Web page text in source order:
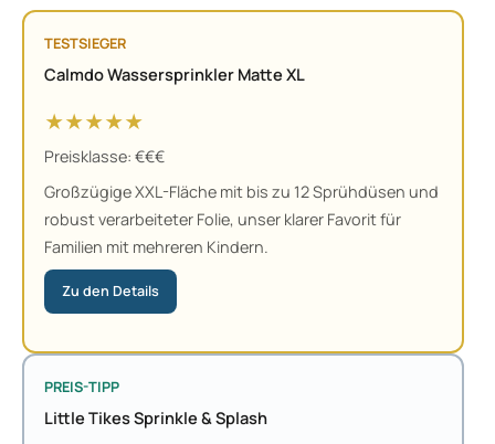
TESTSIEGER
Calmdo Wassersprinkler Matte XL
★★★★★
Preisklasse: €€€
Großzügige XXL-Fläche mit bis zu 12 Sprühdüsen und
robust verarbeiteter Folie, unser klarer Favorit für
Familien mit mehreren Kindern.
Zu den Details
PREIS-TIPP
Little Tikes Sprinkle & Splash